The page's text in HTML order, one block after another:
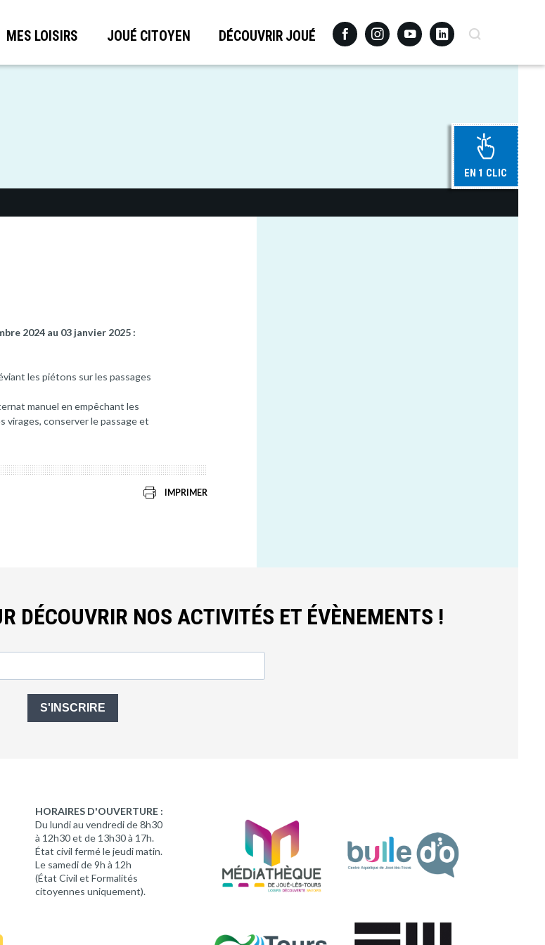
MES LOISIRS JOUÉ CITOYEN DÉCOUVRIR JOUÉ FacebookInstagramYoutubeLinkedinRecherche
EN 1 CLIC
2024 au 03 janvier 2025 :
les piétons sur les passages
manuel en empêchant les
virages, conserver le passage et
IMPRIMER
DÉCOUVRIR NOS ACTIVITÉS ET ÉVÈNEMENTS !
S'INSCRIRE
HORAIRES D'OUVERTURE :
Du lundi au vendredi de 8h30
à 12h30 et de 13h30 à 17h.
État civil fermé le jeudi matin.
Le samedi de 9h à 12h
(État Civil et Formalités
citoyennes uniquement).